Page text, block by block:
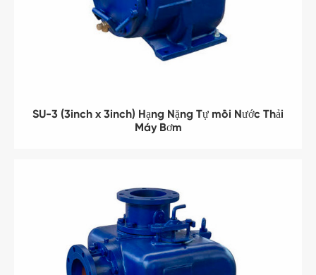
SU-3 (3inch x 3inch) Hạng Nặng Tự mồi Nước Thải
Máy Bơm